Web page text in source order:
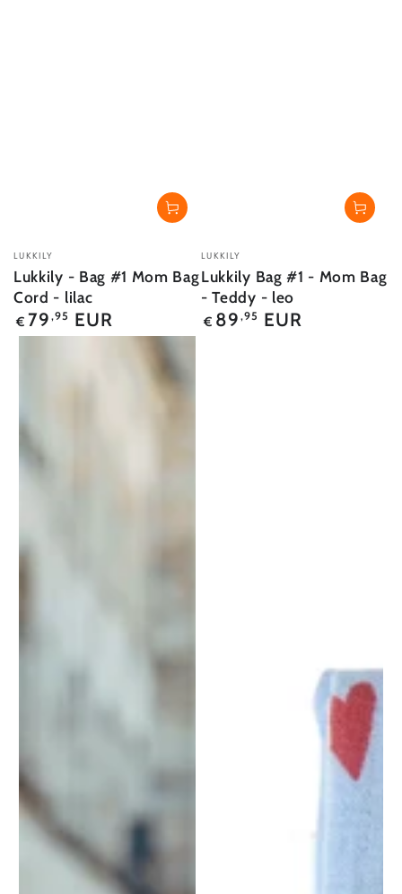
Verkäufer/in:
LUKKILY
Lukkily - Bag #1 Mom Bag
Cord - lilac
Regulärer
Preis
€ 79 ,95 EUR
Verkäufer/in:
LUKKILY
Lukkily Bag #1 - Mom Bag
- Teddy - leo
Regulärer
Preis
€ 89 ,95 EUR